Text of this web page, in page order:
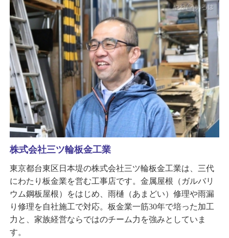
株式会社三ツ輪板金工業
東京都台東区日本堤の株式会社三ツ輪板金工業は、三代
にわたり板金業を営む工事店です。金属屋根（ガルバリ
ウム鋼板屋根）をはじめ、雨樋（あまどい）修理や雨漏
り修理を自社施工で対応。板金業一筋30年で培った加工
力と、家族経営ならではのチーム力を強みとしていま
す。